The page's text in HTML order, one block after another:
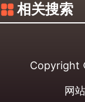
相关搜索
Copyright
网